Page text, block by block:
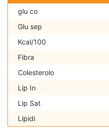
glu co
Glu sep
Kcal/100
Fibra
Colesterolo
Lip In
Lip Sat
Lipidi